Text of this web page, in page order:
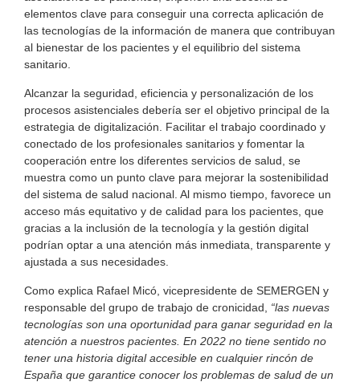
elementos clave para conseguir una correcta aplicación de
las tecnologías de la información de manera que contribuyan
al bienestar de los pacientes y el equilibrio del sistema
sanitario.
Alcanzar la seguridad, eficiencia y personalización de los
procesos asistenciales debería ser el objetivo principal de la
estrategia de digitalización. Facilitar el trabajo coordinado y
conectado de los profesionales sanitarios y fomentar la
cooperación entre los diferentes servicios de salud, se
muestra como un punto clave para mejorar la sostenibilidad
del sistema de salud nacional. Al mismo tiempo, favorece un
acceso más equitativo y de calidad para los pacientes, que
gracias a la inclusión de la tecnología y la gestión digital
podrían optar a una atención más inmediata, transparente y
ajustada a sus necesidades.
Como explica Rafael Micó, vicepresidente de SEMERGEN y
responsable del grupo de trabajo de cronicidad, “las nuevas
tecnologías son una oportunidad para ganar seguridad en la
atención a nuestros pacientes. En 2022 no tiene sentido no
tener una historia digital accesible en cualquier rincón de
España que garantice conocer los problemas de salud de un